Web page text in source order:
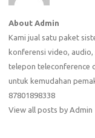
About Admin
Kami jual satu paket
konferensi video,
telepon teleconference
untuk kemudahan
87801898338
View all posts by Admin